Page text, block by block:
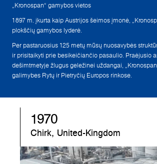
„Kronospan“ gamybos vietos
1897 m. įkurta kaip Austrijos šeimos įmonė,
plokščių gamybos lyderė.
Per pastaruosius 125 metų mūsų nuosavybės
ir prisitaikyti prie besikeičiančio pasaulio. Praėjusio
dešimtmetyje žlugus geležinei uždangai,
galimybes Rytų ir Pietryčių Europos rinkose.
1970
Chirk, United-Kingdom